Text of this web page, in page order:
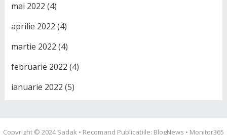
mai 2022 (4)
aprilie 2022 (4)
martie 2022 (4)
februarie 2022 (4)
ianuarie 2022 (5)
Copyright © 2024Sadak • Recomand Publicațiile: BlogNews • Monitor365